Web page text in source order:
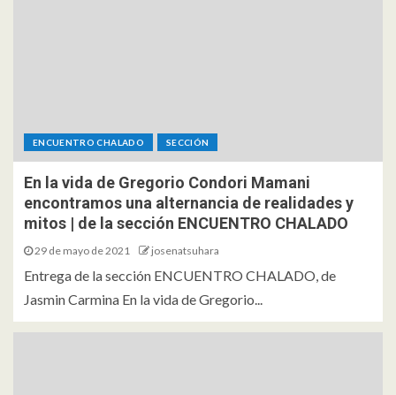
ENCUENTRO CHALADO SECCIÓN
En la vida de Gregorio Condori Mamani
encontramos una alternancia de realidades y
mitos | de la sección ENCUENTRO CHALADO
29 de mayo de 2021 josenatsuhara
Entrega de la sección ENCUENTRO CHALADO, de
Jasmin Carmina En la vida de Gregorio...